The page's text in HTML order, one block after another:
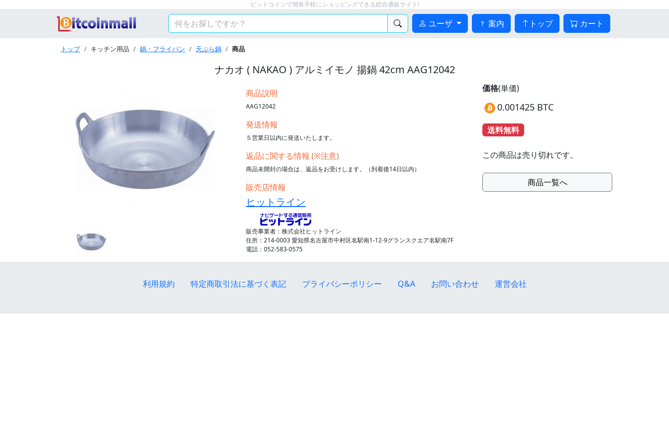
ビットコインで簡単手軽にショッピングできる総合通販サイト!
ユーザ 案内 トップ カート
トップ キッチン用品 鍋・フライパン 天ぷら鍋 商品
ナカオ ( NAKAO ) アルミイモノ 揚鍋 42cm AAG12042
商品説明
AAG12042
発送情報
５営業日以内に発送いたします。
返品に関する情報 (※注意)
商品未開封の場合は、返品をお受けします。（到着後14日以内）
販売店情報
ヒットライン
販売事業者：株式会社ヒットライン
住所：214-0003 愛知県名古屋市中村区名駅南1-12-9グランスクエア名駅南7F
電話：052-583-0575
価格(単価)
0.001425 BTC
送料無料
この商品は売り切れです。
商品一覧へ
利用規約 特定商取引法に基づく表記 プライバシーポリシー Q&A お問い合わせ 運営会社